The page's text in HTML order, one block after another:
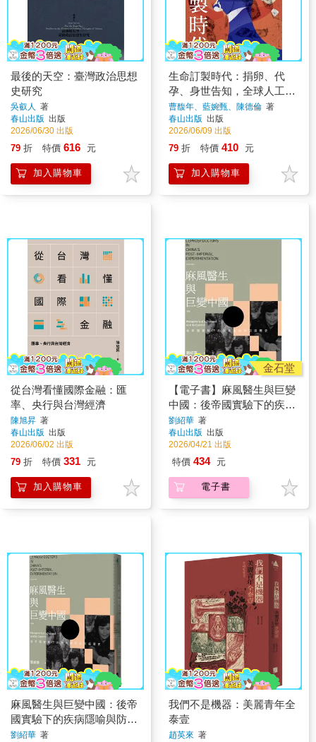
最後的天空：臺灣政治思想
史研究
吳叡人 著
春山出版 出版
2026/06/30 出版
79 折 特價 616 元
加入購物車
生命訂製時代：捐卵、代
孕、身世告知，全球人工生
殖產業鏈下的臺灣
曹馥年、藍婉甄、陳德倫 著
春山出版 出版
2026/06/09 出版
79 折 特價 410 元
加入購物車
從台灣看懂國際金融：匯
率、央行與台灣經濟
陳旭昇 著
春山出版 出版
2026/06/02 出版
79 折 特價 331 元
加入購物車
金石堂
【電子書】麻風醫生與巨變
中國：後帝國實驗下的疾病
隱喻與防疫歷史
劉紹華 著
春山出版 出版
2026/04/21 出版
特價 434 元
電子書
麻風醫生與巨變中國：後帝
國實驗下的疾病隱喻與防疫
歷史（新版）
劉紹華 著
我們不是機器：美麗青年全
泰壹
趙英來 著